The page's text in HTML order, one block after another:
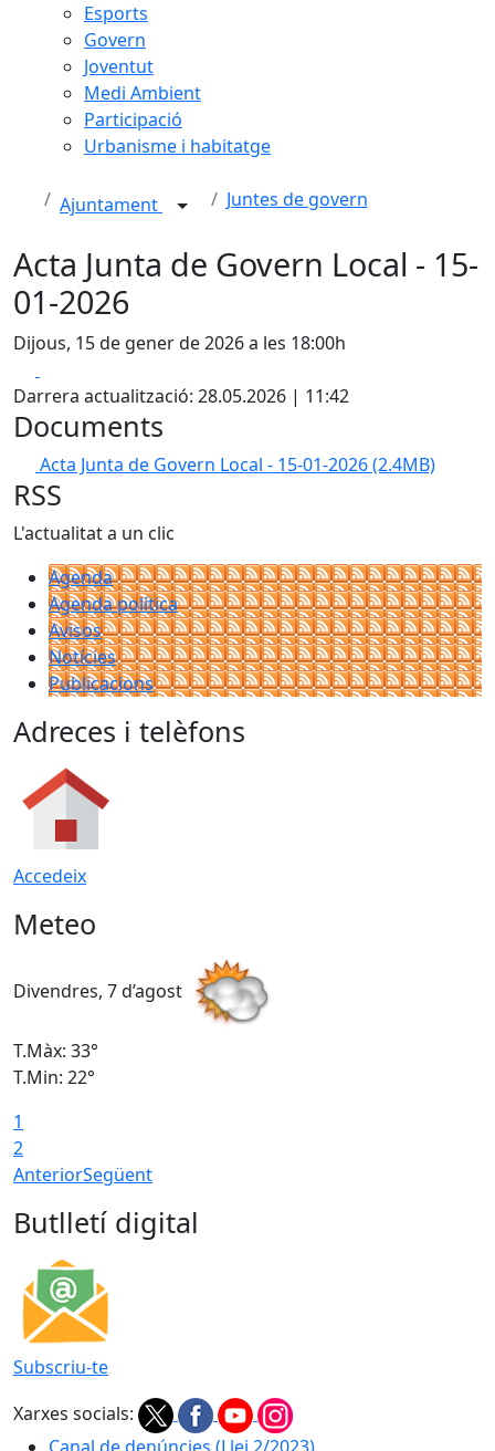
Esports
Govern
Joventut
Medi Ambient
Participació
Urbanisme i habitatge
Ajuntament Juntes de govern
Acta Junta de Govern Local - 15-
01-2026
Dijous, 15 de gener de 2026 a les 18:00h
Darrera actualització: 28.05.2026 | 11:42
Documents
Acta Junta de Govern Local - 15-01-2026(2.4MB)
RSS
L'actualitat a un clic
Agenda
Agenda política
Avisos
Notícies
Publicacions
Adreces i telèfons
Accedeix
Meteo
Divendres, 7 d’agost
T.Màx: 33°
T.Min: 22°
1
2
AnteriorSegüent
Butlletí digital
Subscriu-te
Xarxes socials: